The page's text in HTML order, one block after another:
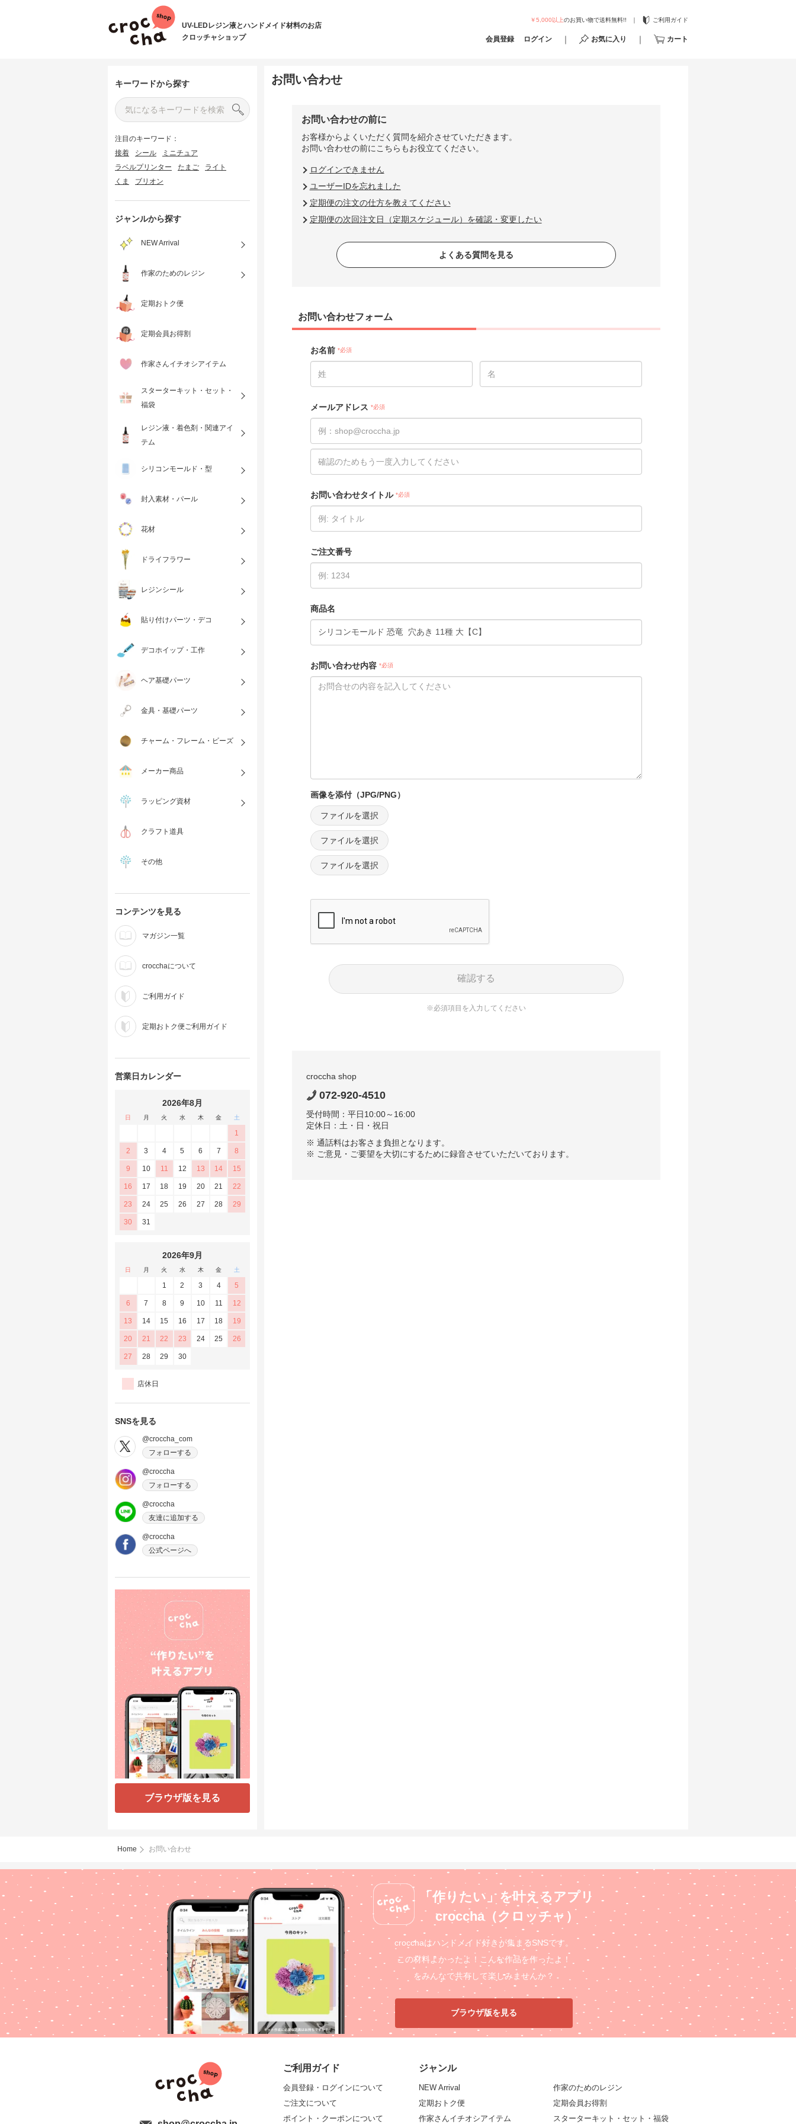
UV-LEDレジン液とハンドメイド材料のお店
クロッチャショップ
￥5,000以上のお買い物で送料無料!! ご利用ガイド
会員登録 ログイン お気に入り カート
キーワードから探す
注目のキーワード：
接着
シール
ミニチュア
ラベルプリンター
たまご
ライト
くま
ブリオン
ジャンルから探す
NEW Arrival
作家のためのレジン
定期おトク便
定期会員お得割
作家さんイチオシアイテム
スターターキット・セット・
福袋
レジン液・着色剤・関連アイ
テム
シリコンモールド・型
封入素材・パール
花材
ドライフラワー
レジンシール
貼り付けパーツ・デコ
デコホイップ・工作
ヘア基礎パーツ
金具・基礎パーツ
チャーム・フレーム・ビーズ
メーカー商品
ラッピング資材
クラフト道具
その他
コンテンツを見る
マガジン一覧
crocchaについて
ご利用ガイド
定期おトク便ご利用ガイド
営業日カレンダー
2026年8月
日 月 火 水 木 金 土
1
2 3 4 5 6 7 8
9 10 11 12 13 14 15
16 17 18 19 20 21 22
23 24 25 26 27 28 29
30 31
2026年9月
日 月 火 水 木 金 土
1 2 3 4 5
6 7 8 9 10 11 12
13 14 15 16 17 18 19
20 21 22 23 24 25 26
27 28 29 30
店休日
SNSを見る
@croccha_com
フォローする
@croccha
フォローする
@croccha
友達に追加する
@croccha
公式ページへ
ブラウザ版を見る
お問い合わせ
お問い合わせの前に
お客様からよくいただく質問を紹介させていただきます。
お問い合わせの前にこちらもお役立てください。
ログインできません
ユーザーIDを忘れました
定期便の注文の仕方を教えてください
定期便の次回注文日（定期スケジュール）を確認・変更したい
よくある質問を見る
お問い合わせフォーム
お名前 *必須
メールアドレス *必須
お問い合わせタイトル *必須
ご注文番号
商品名
お問い合わせ内容 *必須
画像を添付（JPG/PNG）
ファイルを選択
ファイルを選択
ファイルを選択
確認する
※必須項目を入力してください
croccha shop
072-920-4510
受付時間：平日10:00～16:00
定休日：土・日・祝日
※ 通話料はお客さま負担となります。
※ ご意見・ご要望を大切にするために録音させていただいております。
Home お問い合わせ
「作りたい」を叶えるアプリ
croccha（クロッチャ）
crocchaはハンドメイド好きが集まるSNSです。
この材料よかったよ！こんな作品を作ったよ！
をみんなで共有して楽しみませんか？
ブラウザ版を見る
ご利用ガイド
会員登録・ログインについて
ご注文について
ポイント・クーポンについて
ジャンル
NEW Arrival
作家のためのレジン
定期おトク便
定期会員お得割
作家さんイチオシアイテム
スターターキット・セット・福袋